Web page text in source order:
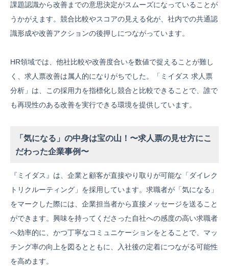
課題認識から改善までの意思決定がスムーズになっていることが
うかがえます。競合比較やスコアの見える化が、社内での共通認
識形成や改善アクションの後押しにつながっています。
HR領域では、他社比較や改善度合いを数値で捉えることが難し
く、求人票改善は属人的になりがちでした。「ミイダス 求人票
分析」は、この採用力を指標化し競合と比較できることで、誰で
も再現性のある改善を実行できる環境を提供しています。
「気になる」の中身は宝の山！〜求人票の見せ方にこ
だわった企業事例〜
『ミイダス』は、企業と顧客が直接やり取りが可能な「ダイレク
トリクルーティング」を採用しています。求職者が「気になる」
をマークした際には、企業担当者から直接メッセージを送ること
ができます。興味を持ってくださった自社への感度の高い求職者
へ効率的に、かつ丁寧なコミュニケーションをとることで、マッ
チング率の向上を図るとともに、入社後の定着につながる可能性
を高めます。